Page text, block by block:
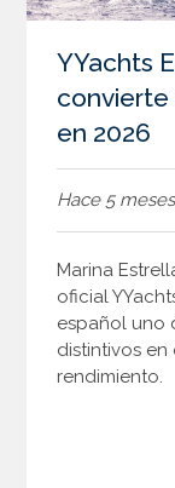
YYachts
en 2026
Hace 5 meses
Marina
oficial
español uno
distintivos
rendimiento.